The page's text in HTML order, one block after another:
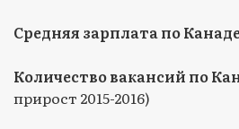
Средняя зарплата по
Количество вакансий по
прирост 2015-2016)